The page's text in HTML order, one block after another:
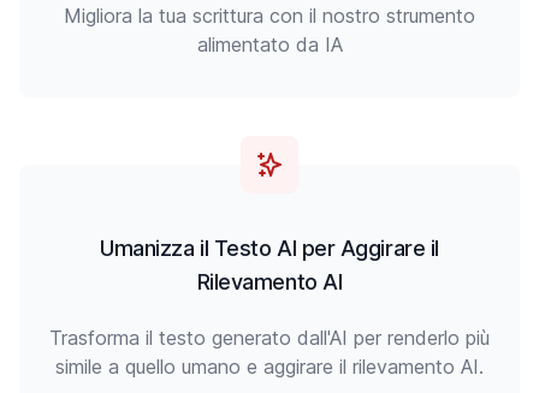
Migliora la tua scrittura con il nostro strumento
alimentato da IA
Umanizza il Testo AI per Aggirare il
Rilevamento AI
Trasforma il testo generato dall'AI per renderlo più
simile a quello umano e aggirare il rilevamento AI.